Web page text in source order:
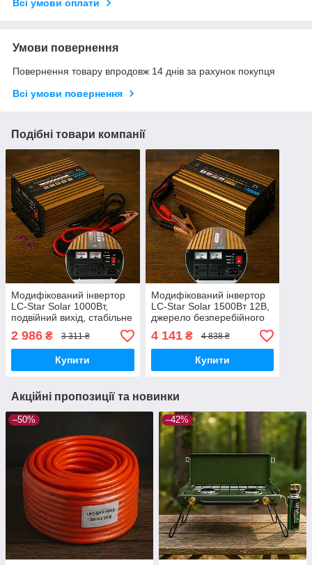
Всі умови оплати
Умови повернення
Повернення товару впродовж 14 днів за рахунок покупця
Всі умови повернення
Подібні товари компанії
Модифікований інвертор
LC-Star Solar 1000Вт,
подвійний вихід, стабільне
живлення для обладнання
2 986 ₴ 3 311 ₴
Купити
Модифікований інвертор
LC-Star Solar 1500Вт 12В,
джерело безперебійного
живлення з подвійним
виходом
4 141₴ 4 838 ₴
Купити
Акційні пропозиції та новинки
–50% –42%